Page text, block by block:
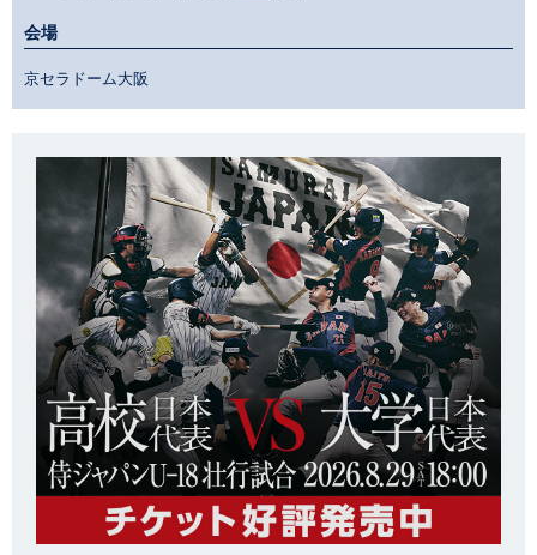
会場
京セラドーム大阪